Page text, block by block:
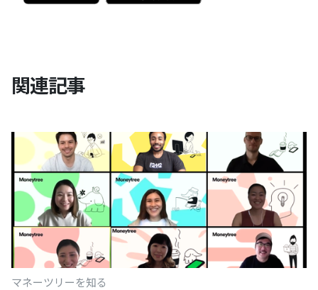
関連記事
マネーツリーを知る